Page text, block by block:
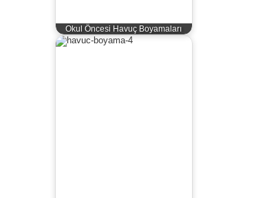
Okul Öncesi Havuç Boyamaları